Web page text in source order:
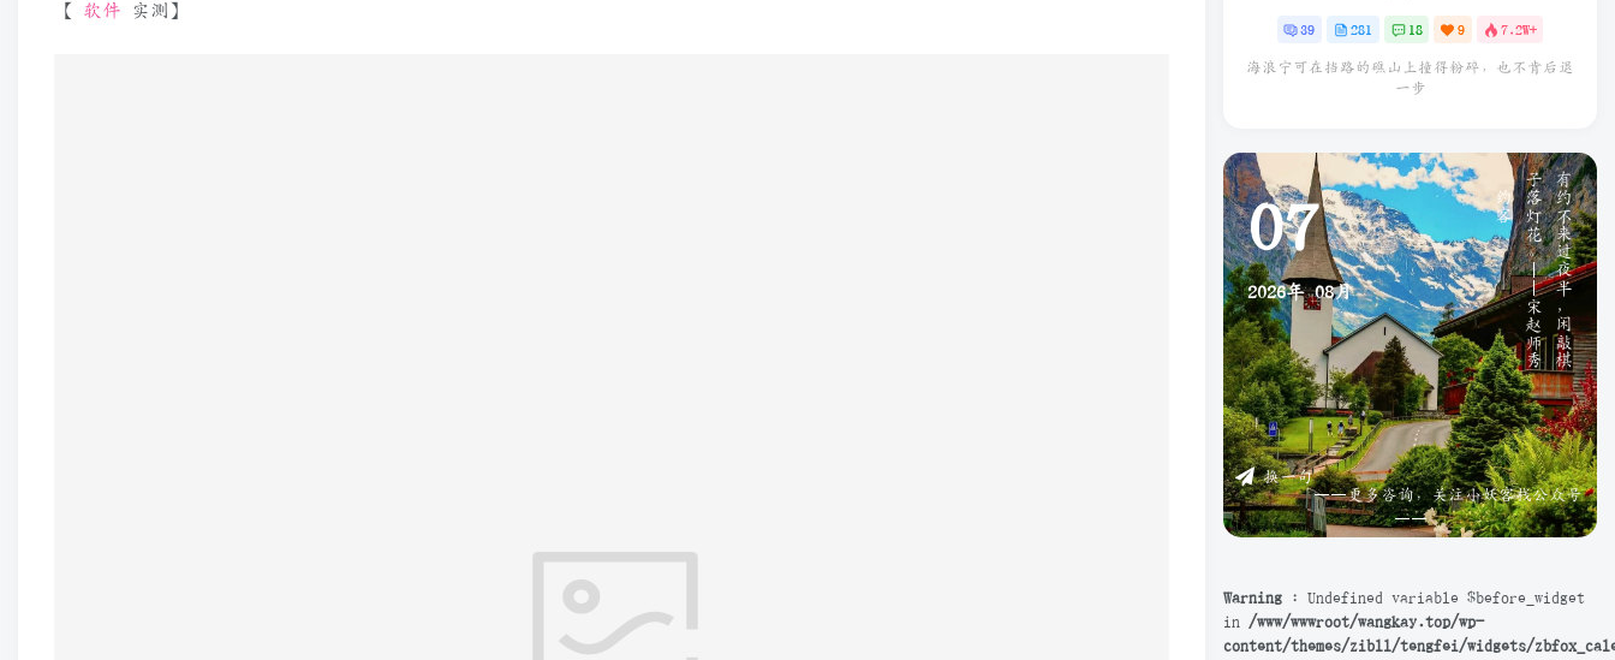
【 软件 实测】
39 281 18 9 7.2W+
海浪宁可在挡路的礁山上撞得粉碎，也不肯后退
一步
07
2026年 08月 有
约
不
来
过
夜
半
，
闲
敲
棋
子
落
灯
花
。
—
—
宋
赵
师
秀
《
约
客
》
换一句
——更多咨询，关注小妖客栈公众号
——
Warning
: Undefined variable $before_widget
in /www/wwwroot/wangkay.top/wp-
content/themes/zibll/tengfei/widgets/